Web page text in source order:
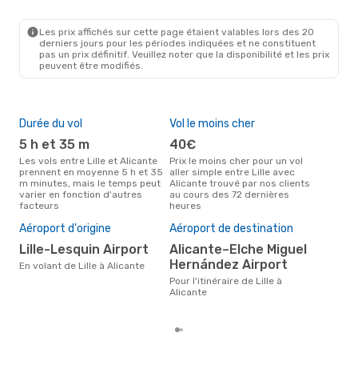
Les prix affichés sur cette page étaient valables lors des 20
derniers jours pour les périodes indiquées et ne constituent
pas un prix définitif. Veuillez noter que la disponibilité et les prix
peuvent être modifiés.
Durée du vol
5 h et 35 m
Les vols entre Lille et Alicante
prennent en moyenne 5 h et 35
m minutes, mais le temps peut
varier en fonction d'autres
facteurs
Vol le moins cher
40€
Prix le moins cher pour un vol
aller simple entre Lille avec
Alicante trouvé par nos clients
au cours des 72 dernières
heures
Aéroport d'origine
Lille-Lesquin Airport
En volant de Lille à Alicante
Aéroport de destination
Alicante–Elche Miguel
Hernández Airport
Pour l'itinéraire de Lille à
Alicante